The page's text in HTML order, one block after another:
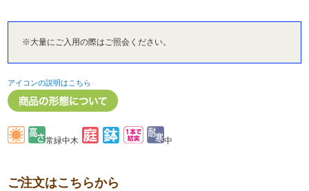
※大量にご入用の際はご照会ください。
アイコンの説明はこちら
常緑中木 中
ご注文はこちらから